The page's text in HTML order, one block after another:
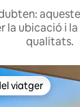
la ubicació i
qualitats.
dels
viatger